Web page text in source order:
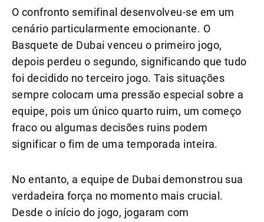
O confronto semifinal desenvolveu-se em um
cenário particularmente emocionante. O
Basquete de Dubai venceu o primeiro jogo,
depois perdeu o segundo, significando que tudo
foi decidido no terceiro jogo. Tais situações
sempre colocam uma pressão especial sobre a
equipe, pois um único quarto ruim, um começo
fraco ou algumas decisões ruins podem
significar o fim de uma temporada inteira.
No entanto, a equipe de Dubai demonstrou sua
verdadeira força no momento mais crucial.
Desde o início do jogo, jogaram com